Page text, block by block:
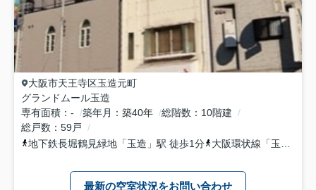
大阪市天王寺区玉造元町
グランドムール玉造
専有面積
- 築年月 築40年 総階数
10階建
総戸数
59戸
地下鉄長堀鶴見緑地 「玉造 」駅 徒歩1分 大阪環状線 「玉造
最新の空室状況をお問い合わせ